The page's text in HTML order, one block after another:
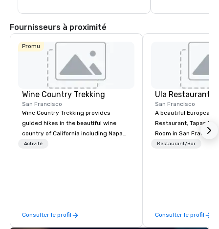
Fournisseurs à proximité
Promu
Wine Country Trekking
San Francisco
Wine Country Trekking provides
guided hikes in the beautiful wine
country of California including Napa
and Sonoma Valleys. These
day hikes we provide luxury self-
guided inn-to-in walking vacations
Activité
Consulter le profil
Ula Restaurant
San Francisco
A beautiful European
Restaurant, Tapas
Room in San Francisco. ​From
Restaurant/Bar
Consulter le profil